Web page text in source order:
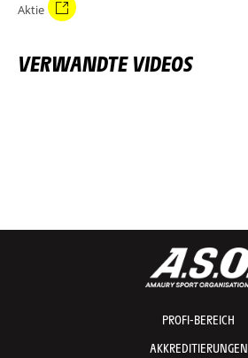
Aktie
VERWANDTE VIDEOS
PROFI-BEREICH
AKKREDITIERUNGEN